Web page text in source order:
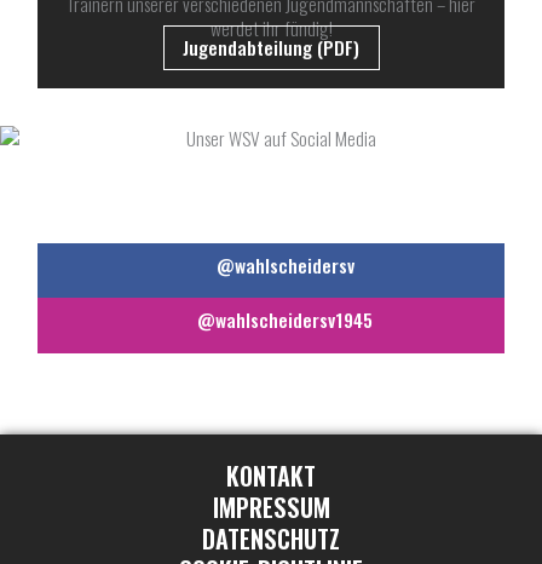
werdet ihr fündig!
Jugendabteilung (PDF)
@wahlscheidersv
@wahlscheidersv1945
KONTAKT
IMPRESSUM
DATENSCHUTZ